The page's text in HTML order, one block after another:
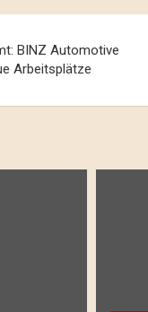
BINZ Automotive
Arbeitsplätze